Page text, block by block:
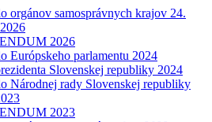
orgánov samosprávnych krajov 24.
2026
Európskeho parlamentu 2024
Slovenskej republiky 2024
Národnej rady Slovenskej republiky
2023